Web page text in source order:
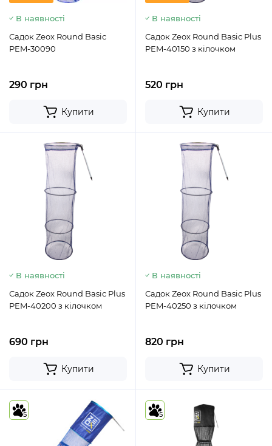
В наявності
Садок Zeox Round Basic
PEM-30090
290 грн
Купити
В наявності
Садок Zeox Round Basic Plus
PEM-40150 з кілочком
520 грн
Купити
В наявності
Садок Zeox Round Basic Plus
PEM-40200 з кілочком
690 грн
Купити
В наявності
Садок Zeox Round Basic Plus
PEM-40250 з кілочком
820 грн
Купити
5 5